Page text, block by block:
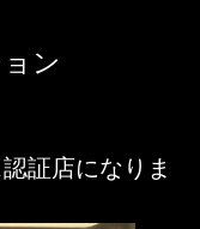
ン
証店になりま